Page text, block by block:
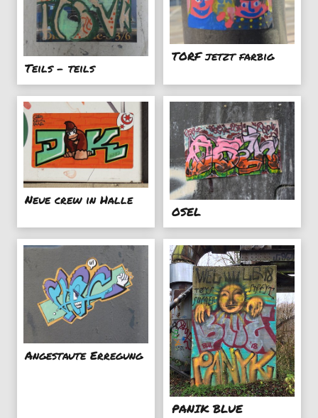
Teils - teils
TORF jetzt farbig
Neue crew in Halle
OSEL
Angestaute Erregung
PANIK BLUE